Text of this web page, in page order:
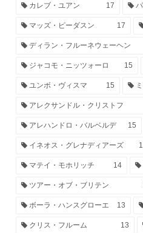
カレブ・ユアン 17
マッズ・ピーダスン 17
ディラン・フルーネウェーヘン
ジャコモ・ニッツォーロ 15
ユンボ・ヴィスマ 15
アレクサンドル・クリストフ
アレハンドロ・バルベルデ 15
イネオス・グレナディアーズ
マテイ・モホリッチ 14
ツアー・オブ・ブリテン
ボーラ・ハンスグローエ 13
クリス・フルーム 13